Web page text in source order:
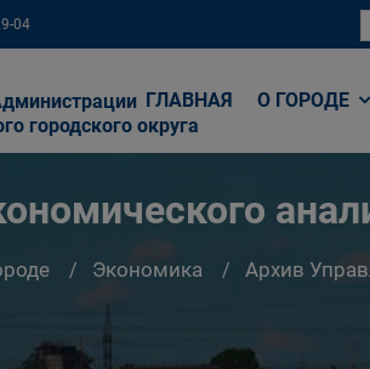
04
городского округа
ГЛАВНАЯ О ГОРОДЕ
Экономика Архив